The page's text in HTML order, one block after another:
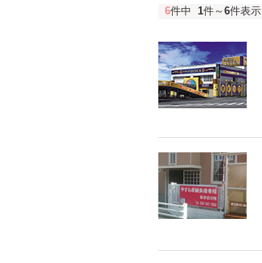
6件中 1件～ 6件表示